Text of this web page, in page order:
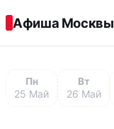
Афиша Москвы
Пн
25 Май
Вт
26 Май